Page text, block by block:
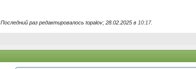
Последний раз редактировалось topalov; 28.02.2025 в 10:17.